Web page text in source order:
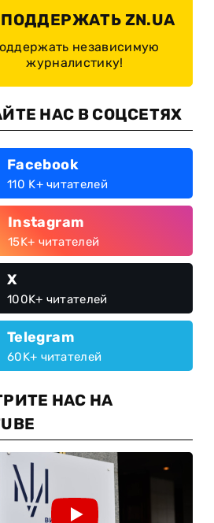
ПОДДЕРЖАТЬ ZN.UA
независимую
журналистику!
НАС В СОЦСЕТЯХ
Facebook
110 K+ читателей
Instagram
15K+ читателей
X
100K+ читателей
Telegram
60K+ читателей
НАС НА